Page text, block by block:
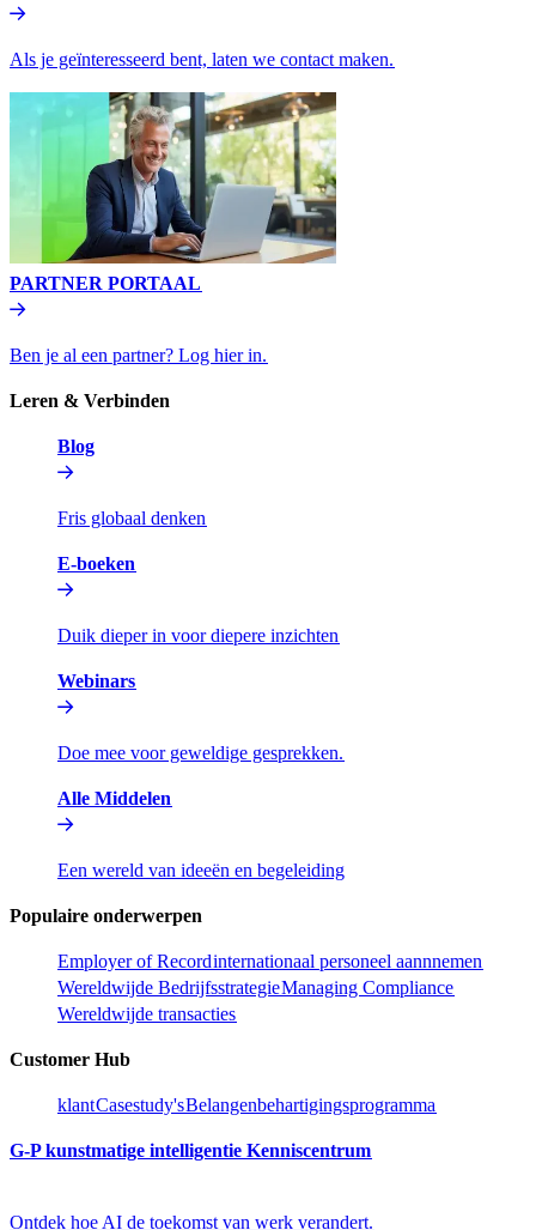
Als je geïnteresseerd bent, laten we contact maken.​​
PARTNER PORTAAL​​
Ben je al een partner? Log hier in.​​
Leren & Verbinden​​
Blog​​
Fris globaal denken​​
E-boeken​​
Duik dieper in voor diepere inzichten​​
Webinars​​
Doe mee voor geweldige gesprekken.​​
Alle Middelen​​
Een wereld van ideeën en begeleiding​​
Populaire onderwerpen​​
Employer of Record​​internationaal personeel aannnemen​​
Wereldwijde Bedrijfsstrategie​​Managing Compliance​​
Wereldwijde transacties​​
Customer Hub​​
klant​​Casestudy's​​Belangenbehartigingsprogramma​​
G-P kunstmatige intelligentie Kenniscentrum​​
Ontdek hoe AI de toekomst van werk verandert.​​